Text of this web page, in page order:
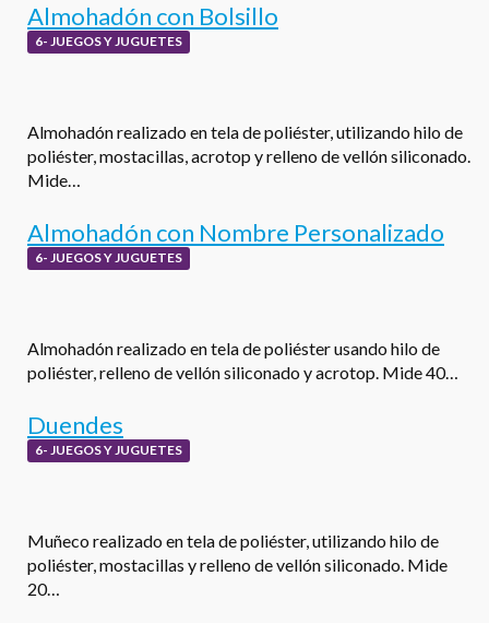
Almohadón con Bolsillo
6- JUEGOS Y JUGUETES
Almohadón realizado en tela de poliéster, utilizando hilo de
poliéster, mostacillas, acrotop y relleno de vellón siliconado.
Mide…
Almohadón con Nombre Personalizado
6- JUEGOS Y JUGUETES
Almohadón realizado en tela de poliéster usando hilo de
poliéster, relleno de vellón siliconado y acrotop. Mide 40…
Duendes
6- JUEGOS Y JUGUETES
Muñeco realizado en tela de poliéster, utilizando hilo de
poliéster, mostacillas y relleno de vellón siliconado. Mide
20…